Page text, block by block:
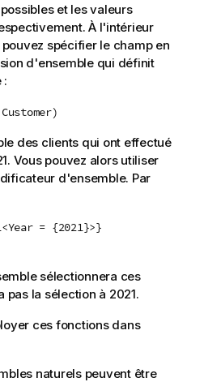
et les valeurs
À l'intérieur
spécifier le champ en
d'ensemble qui définit
:
des clients qui ont effectué
Vous pouvez alors utiliser
d'ensemble. Par
= {2021}>}
sélectionnera ces
la sélection à 2021.
ces fonctions dans
naturels peuvent être